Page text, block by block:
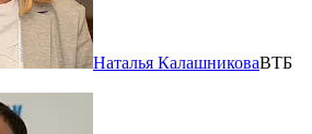
Наталья КалашниковаВТБ